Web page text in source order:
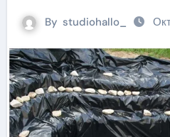
By studiohallo_